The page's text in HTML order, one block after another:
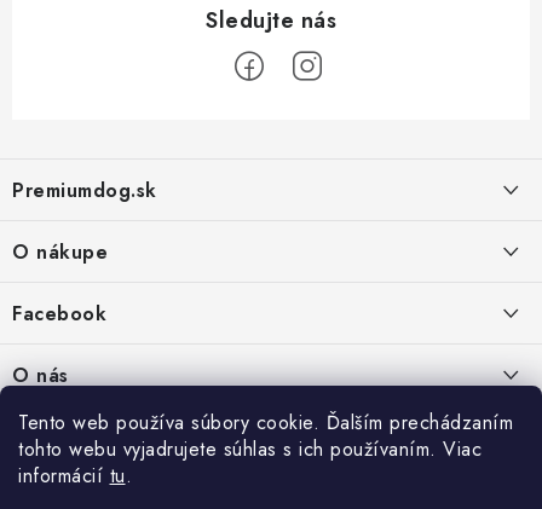
Tento web používa súbory cookie. Ďalším prechádzaním
tohto webu vyjadrujete súhlas s ich používaním. Viac
informácií tu.
p
ä
Premiumdog.sk
PREDAJŇA:
Petőfiho 65
Štúrovo 943 01
Po-Pia - 8:00-18:00
O nákupe
Ochrana osobných údajov
Vrátanie tovaru
Reklamácie
Facebook
O nás
Kontakty
Prečo nakúpiť u nás